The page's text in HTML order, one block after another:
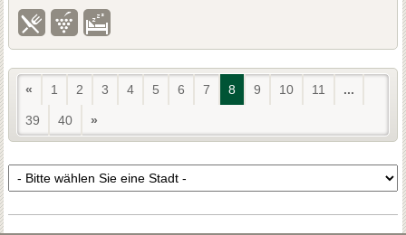
« 1 2 3 4 5 6 7 8 9 10 11 ...
39 40 »